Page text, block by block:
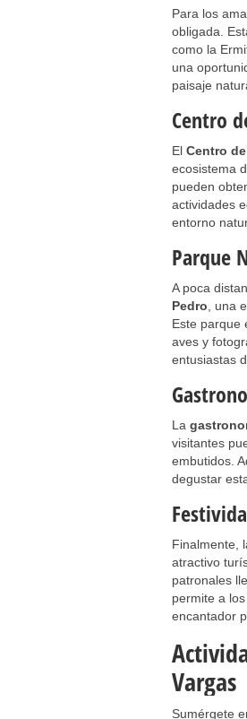
Para los
obligada.
como la
una
paisaje
Centro
El Centro
ecosistema
pueden
actividades
entorno
Parque
A poca
Pedro , una
Este parque
aves y
entusiastas
La
visitantes
embutidos.
degustar
Finalmente,
atractivo
patronales
permite a
encantador
Vargas
Sumérgete